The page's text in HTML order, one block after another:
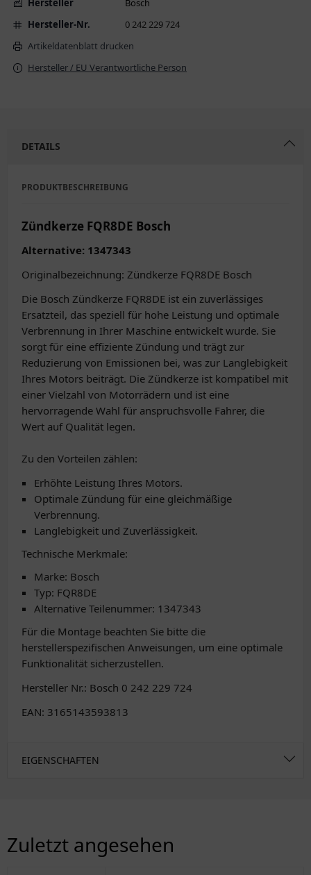
Hersteller
Bosch
Hersteller-Nr.
0 242 229 724
Artikeldatenblatt drucken
Hersteller / EU Verantwortliche Person
DETAILS
PRODUKTBESCHREIBUNG
Zündkerze FQR8DE Bosch
Alternative: 1347343
Originalbezeichnung: Zündkerze FQR8DE Bosch
Die Bosch Zündkerze FQR8DE ist ein zuverlässiges
Ersatzteil, das speziell für hohe Leistung und optimale
Verbrennung in Ihrer Maschine entwickelt wurde. Sie
sorgt für eine effiziente Zündung und trägt zur
Reduzierung von Emissionen bei, was zur Langlebigkeit
Ihres Motors beiträgt. Die Zündkerze ist kompatibel mit
einer Vielzahl von Motorrädern und ist eine
hervorragende Wahl für anspruchsvolle Fahrer, die
Wert auf Qualität legen.
Zu den Vorteilen zählen:
Erhöhte Leistung Ihres Motors.
Optimale Zündung für eine gleichmäßige
Verbrennung.
Langlebigkeit und Zuverlässigkeit.
Technische Merkmale:
Marke: Bosch
Typ: FQR8DE
Alternative Teilenummer: 1347343
Für die Montage beachten Sie bitte die
herstellerspezifischen Anweisungen, um eine optimale
Funktionalität sicherzustellen.
Hersteller Nr.: Bosch 0 242 229 724
EAN: 3165143593813
EIGENSCHAFTEN
Zuletzt angesehen